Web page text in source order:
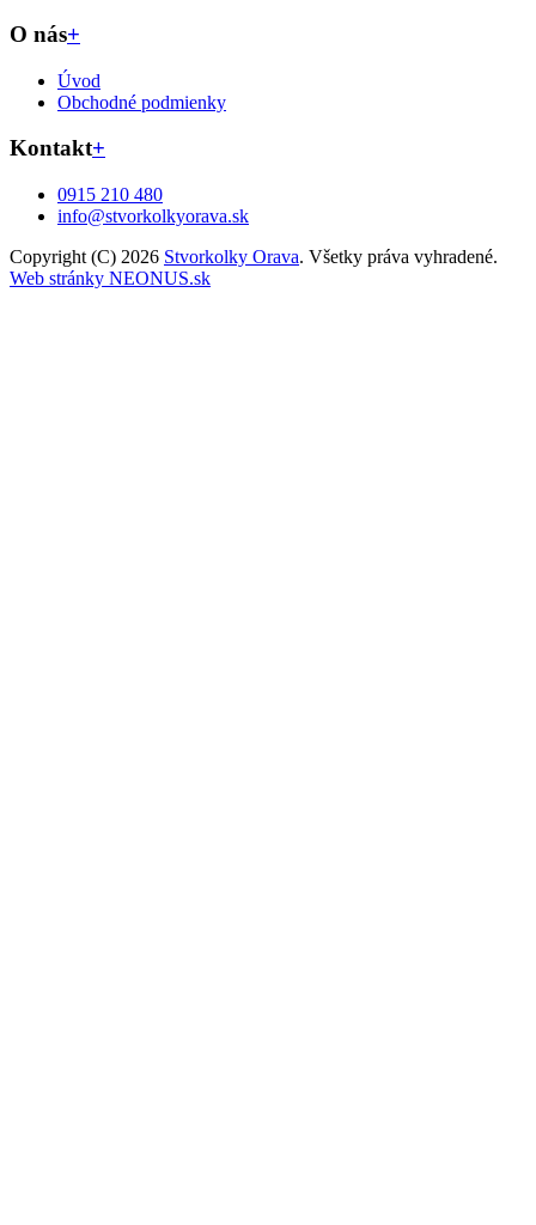
O nás+
Úvod
Obchodné podmienky
Kontakt+
0915 210 480
info@stvorkolkyorava.sk
Copyright (C) 2026 Stvorkolky Orava. Všetky práva vyhradené.
Web stránky NEONUS.sk